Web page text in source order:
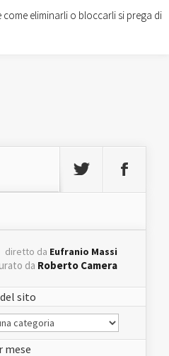
diretto da Eufranio Massi
da Roberto Camera
sito
mese
eliminarli o bloccarli si prega di